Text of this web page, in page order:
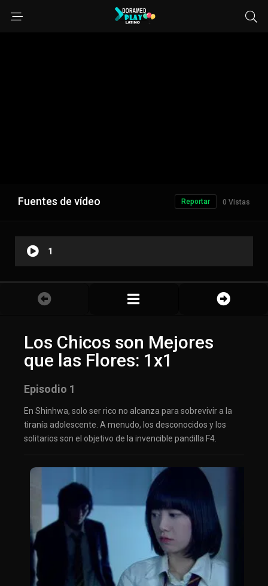
Fuentes de vídeo 0 Vistas
Reportar
1
Los Chicos son Mejores
que las Flores: 1x1
Episodio 1
En Shinhwa, solo ser rico no alcanza para sobrevivir a la
tiranía adolescente. A menudo, los desconocidos y los
solitarios son el objetivo de la invencible pandilla F4.